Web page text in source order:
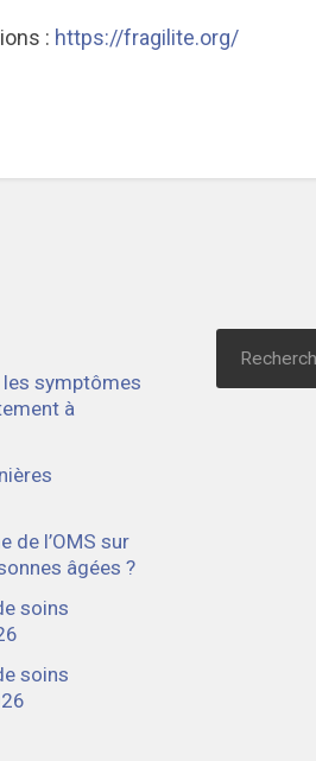
: https://fragilite.org/
symptômes
à
de l’OMS sur
âgées ?
soins
soins